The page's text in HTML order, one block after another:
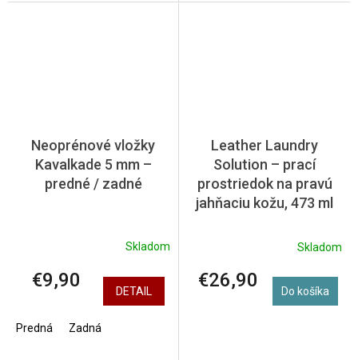
Neoprénové vložky
Kavalkade 5 mm –
predné / zadné
Skladom
€9,90 DETAIL
Predná Zadná
Leather Laundry
Solution – prací
prostriedok na pravú
jahňaciu kožu, 473 ml
Skladom
€26,90 Do košíka